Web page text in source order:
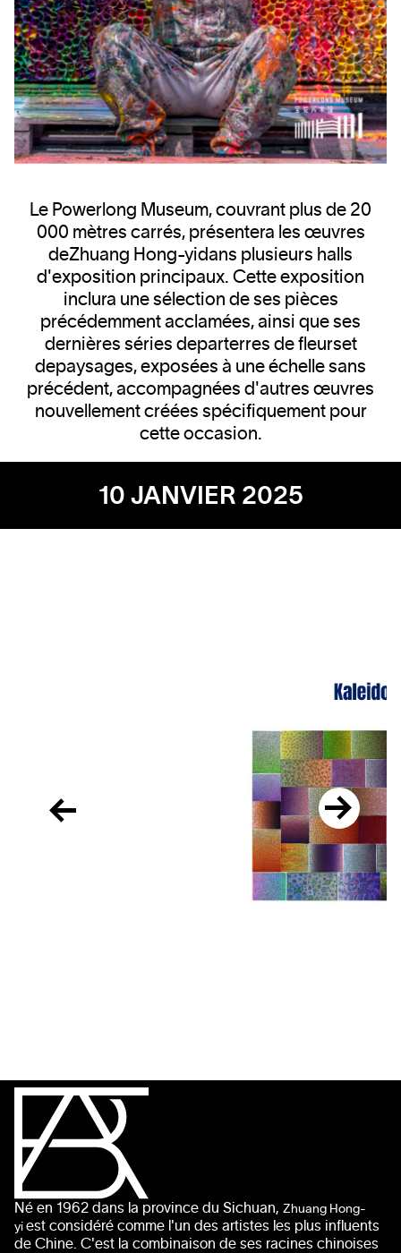
Le Powerlong Museum, couvrant plus de 20
000 mètres carrés, présentera les œuvres
deZhuang Hong-yidans plusieurs halls
d'exposition principaux. Cette exposition
inclura une sélection de ses pièces
précédemment acclamées, ainsi que ses
dernières séries departerres de fleurset
depaysages, exposées à une échelle sans
précédent, accompagnées d'autres œuvres
nouvellement créées spécifiquement pour
cette occasion.
10 JANVIER 2025
Né en 1962 dans la province du Sichuan, Zhuang Hong-
yi est considéré comme l'un des artistes les plus influents
de Chine. C'est la combinaison de ses racines chinoises